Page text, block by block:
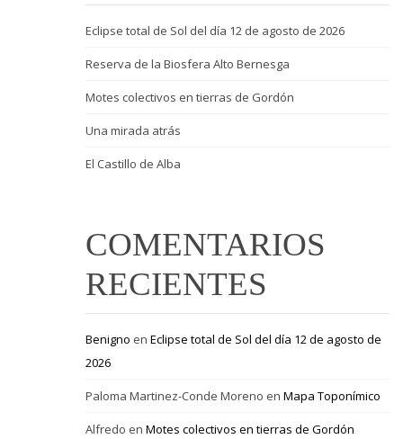
Eclipse total de Sol del día 12 de agosto de 2026
Reserva de la Biosfera Alto Bernesga
Motes colectivos en tierras de Gordón
Una mirada atrás
El Castillo de Alba
COMENTARIOS
RECIENTES
Benigno en Eclipse total de Sol del día 12 de agosto de
2026
Paloma Martinez-Conde Moreno en Mapa Toponímico
Alfredo en Motes colectivos en tierras de Gordón